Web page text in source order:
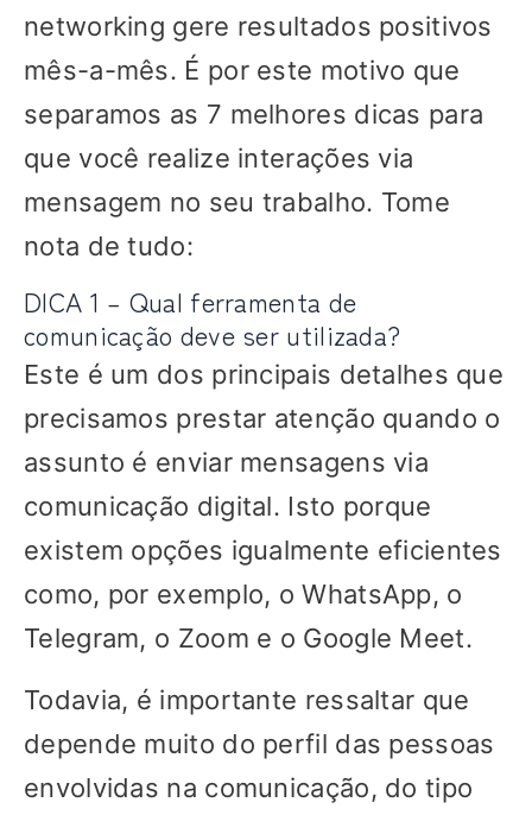
networking gere resultados positivos
mês-a-mês. É por este motivo que
separamos as 7 melhores dicas para
que você realize interações via
mensagem no seu trabalho. Tome
nota de tudo:
DICA 1 – Qual ferramenta de
comunicação deve ser utilizada?
Este é um dos principais detalhes que
precisamos prestar atenção quando o
assunto é enviar mensagens via
comunicação digital. Isto porque
existem opções igualmente eficientes
como, por exemplo, o WhatsApp, o
Telegram, o Zoom e o Google Meet.
Todavia, é importante ressaltar que
depende muito do perfil das pessoas
envolvidas na comunicação, do tipo